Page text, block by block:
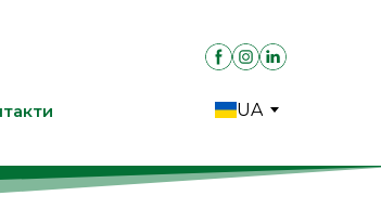
UA